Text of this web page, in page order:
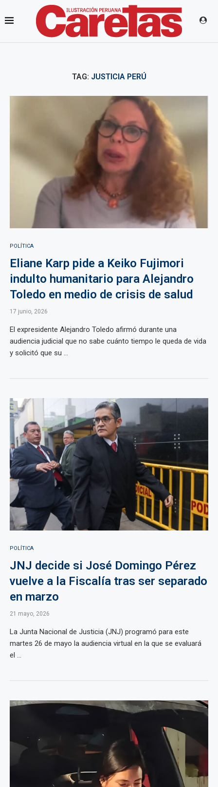
TAG: JUSTICIA PERÚ
POLÍTICA
Eliane Karp pide a Keiko Fujimori
indulto humanitario para Alejandro
Toledo en medio de crisis de salud
17 junio, 2026
El expresidente Alejandro Toledo afirmó durante una
audiencia judicial que no sabe cuánto tiempo le queda de vida
y solicitó que su ...
POLÍTICA
JNJ decide si José Domingo Pérez
vuelve a la Fiscalía tras ser separado
en marzo
21 mayo, 2026
La Junta Nacional de Justicia (JNJ) programó para este
martes 26 de mayo la audiencia virtual en la que se evaluará
el ...